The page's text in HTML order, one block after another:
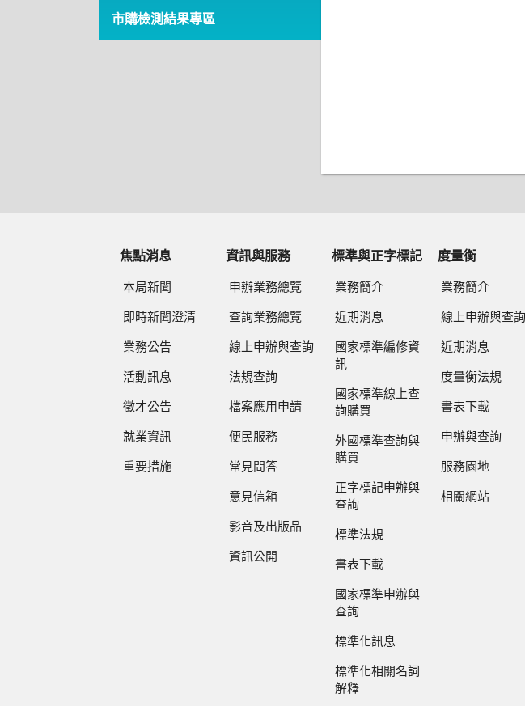
市購檢測結果專區
焦點消息
本局新聞
即時新聞澄清
業務公告
活動訊息
徵才公告
就業資訊
重要措施
資訊與服務
申辦業務總覽
查詢業務總覽
線上申辦與查詢
法規查詢
檔案應用申請
便民服務
常見問答
意見信箱
影音及出版品
資訊公開
標準與正字標記
業務簡介
近期消息
國家標準編修資
訊
國家標準線上查
詢購買
外國標準查詢與
購買
正字標記申辦與
查詢
標準法規
書表下載
國家標準申辦與
查詢
標準化訊息
標準化相關名詞
解釋
度量衡
業務簡介
線上申辦與查詢
近期消息
度量衡法規
書表下載
申辦與查詢
服務園地
相關網站